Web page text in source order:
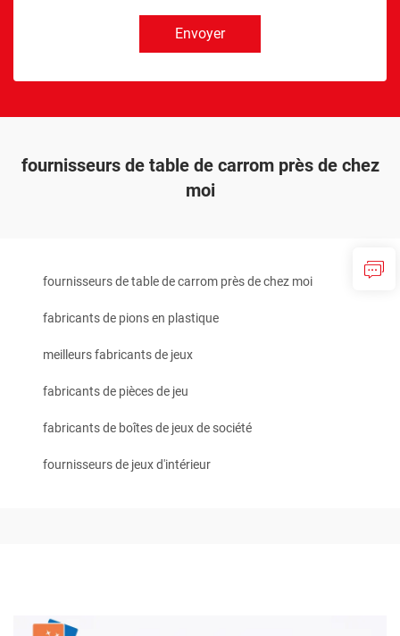
Envoyer
fournisseurs de table de carrom près de chez
moi
fournisseurs de table de carrom près de chez moi
fabricants de pions en plastique
meilleurs fabricants de jeux
fabricants de pièces de jeu
fabricants de boîtes de jeux de société
fournisseurs de jeux d'intérieur